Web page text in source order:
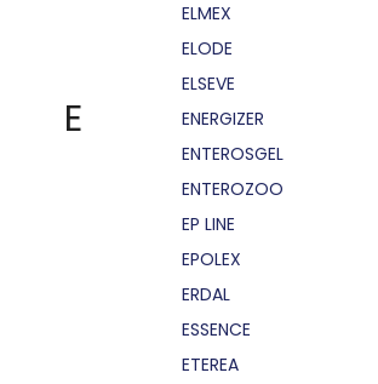
E
ELMEX
ELODE
ELSEVE
ENERGIZER
ENTEROSGEL
ENTEROZOO
EP LINE
EPOLEX
ERDAL
ESSENCE
ETEREA